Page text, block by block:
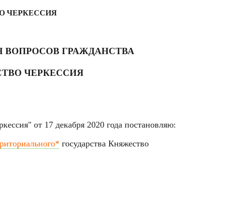
ЧЕРКЕССИЯ
ГРАЖДАНСТВА
ЧЕРКЕССИЯ
от 17 декабря 2020 года постановляю:
государства Княжество